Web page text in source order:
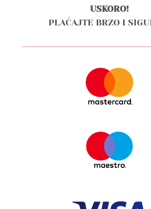
USKORO!
PLAĆAJTE BRZO I